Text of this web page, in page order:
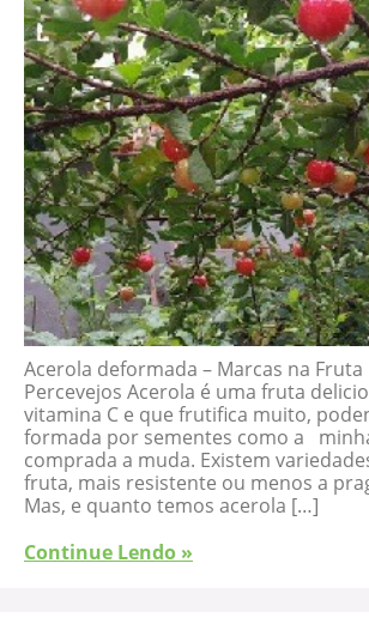
Acerola deformada – Marcas na
Percevejos Acerola é uma fruta
vitamina C e que frutifica muito,
formada por sementes como a
comprada a muda. Existem
fruta, mais resistente ou menos a
Mas, e quanto temos acerola […]
Continue Lendo »